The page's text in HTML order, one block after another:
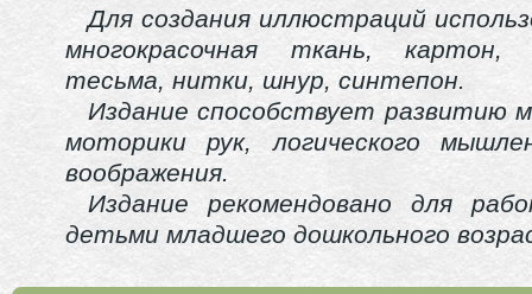
Для создания иллюстраций
многокрасочная ткань, картон,
тесьма, нитки, шнур, синтепон.
Издание способствует развитию
моторики рук, логического
воображения.
Издание рекомендовано для
детьми младшего дошкольного